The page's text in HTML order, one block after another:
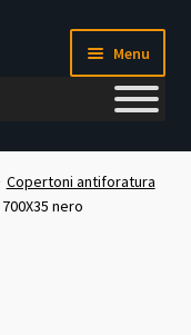
Menu
Copertoni antiforatura
nero